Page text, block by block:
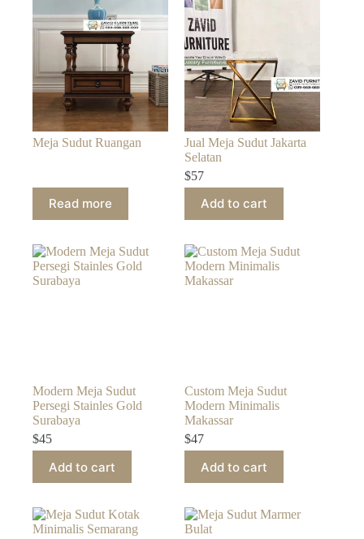
Meja Sudut Ruangan
Read more
Jual Meja Sudut Jakarta
Selatan
$57
Add to cart
Modern Meja Sudut
Persegi Stainles Gold
Surabaya
$45
Add to cart
Custom Meja Sudut
Modern Minimalis
Makassar
$47
Add to cart